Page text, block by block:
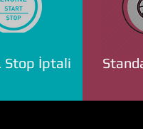
Stop İptali